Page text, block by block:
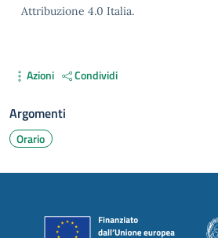
Attribuzione 4.0 Italia.
Azioni Condividi
Argomenti
Orario